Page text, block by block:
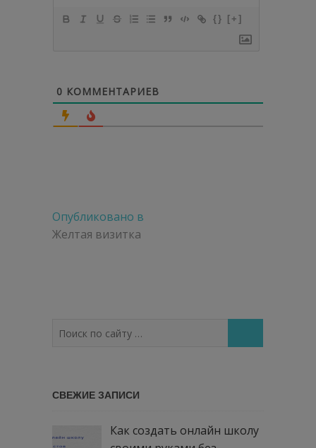
{} [+]
0 КОММЕНТАРИЕВ
Навигация
по
Опубликовано в
Желтая визитка
по
СВЕЖИЕ ЗАПИСИ
Как создать онлайн школу